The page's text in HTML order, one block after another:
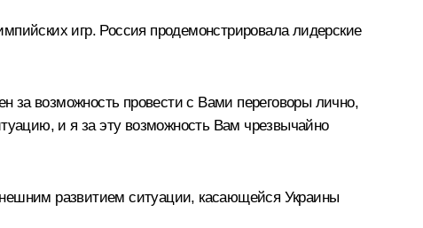
игр. Россия продемонстрировала лидерские
за возможность провести с Вами переговоры лично,
и я за эту возможность Вам чрезвычайно
развитием ситуации, касающейся Украины